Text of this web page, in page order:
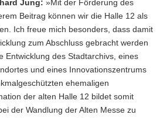
Jung: »Mit der Förderung des
Beitrag können wir die Halle 12 als
Ich freue mich besonders, dass damit
zum Abschluss gebracht werden
Entwicklung des Stadtarchivs, eines
und eines Innovationszentrums
ehemaligen
der alten Halle 12 bildet somit
der Wandlung der Alten Messe zu